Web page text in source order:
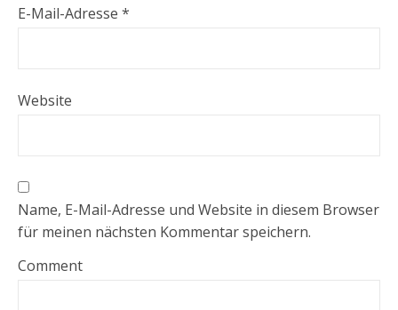
E-Mail-Adresse *
Website
Name, E-Mail-Adresse und Website in diesem Browser
für meinen nächsten Kommentar speichern.
Comment